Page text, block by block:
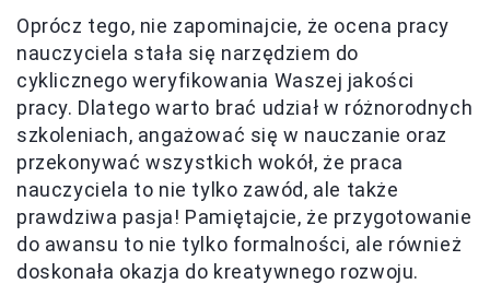
Oprócz tego, nie zapominajcie, że ocena pracy
nauczyciela stała się narzędziem do
cyklicznego weryfikowania Waszej jakości
pracy. Dlatego warto brać udział w różnorodnych
szkoleniach, angażować się w nauczanie oraz
przekonywać wszystkich wokół, że praca
nauczyciela to nie tylko zawód, ale także
prawdziwa pasja! Pamiętajcie, że przygotowanie
do awansu to nie tylko formalności, ale również
doskonała okazja do kreatywnego rozwoju.